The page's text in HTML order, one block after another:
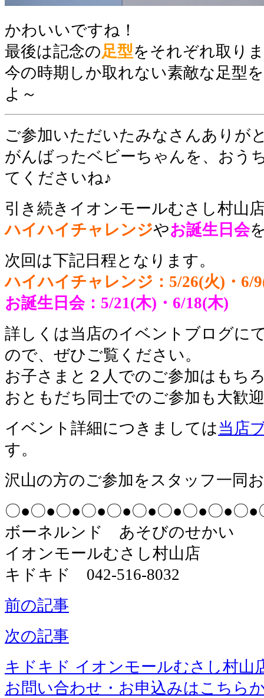
かわいいですね！
最後は記念の足型をそれぞれ取り
今の時期しか取れない素敵な足型
よ～
ご参加いただいたみなさんありが
がんばったベビーちゃんを、おう
てくださいね♪
引き続きイオンモールむさし村山
ハイハイチャレンジやお誕生日会
次回は下記日程となります。
ハイハイチャレンジ： 5/26(火)・6/
お誕生日会：5/21(木)・6/18(木)
詳しくは当店のイベントブログに
ので、ぜひご覧ください。
お子さまと２人でのご参加はもち
おともだち同士でのご参加も大歓
イベント詳細につきましては当店
す。
沢山の方のご参加をスタッフ一同
〇●〇●〇●〇●〇●〇●〇●〇●〇●〇●
ボーネルンド あそびのせかい
イオンモールむさし村山店
キドキド 042-516-8032
前の記事
次の記事
キドキド イオンモールむさし村山
お問い合わせ・お申込みはこちら